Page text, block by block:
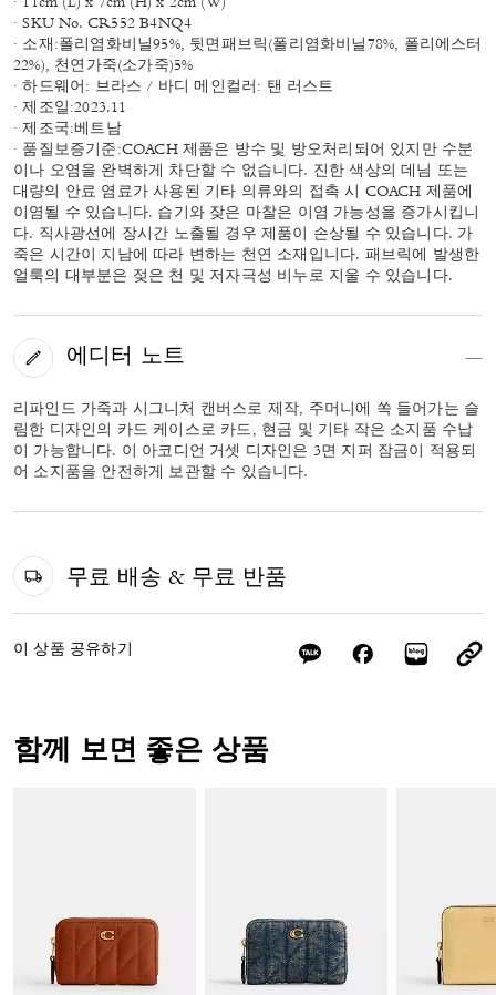
· 11cm (L) x 7cm (H) x 2cm (W)
· SKU No. CR552 B4NQ4
· 소재:폴리염화비닐95%, 뒷면패브릭(폴리염화비닐78%, 폴리에스터
22%), 천연가죽(소가죽)5%
· 하드웨어: 브라스 / 바디 메인컬러: 탠 러스트
· 제조일:2023.11
· 제조국:베트남
· 품질보증기준:COACH 제품은 방수 및 방오처리되어 있지만 수분
이나 오염을 완벽하게 차단할 수 없습니다. 진한 색상의 데님 또는
대량의 안료 염료가 사용된 기타 의류와의 접촉 시 COACH 제품에
이염될 수 있습니다. 습기와 잦은 마찰은 이염 가능성을 증가시킵니
다. 직사광선에 장시간 노출될 경우 제품이 손상될 수 있습니다. 가
죽은 시간이 지남에 따라 변하는 천연 소재입니다. 패브릭에 발생한
얼룩의 대부분은 젖은 천 및 저자극성 비누로 지울 수 있습니다.
에디터 노트
리파인드 가죽과 시그니처 캔버스로 제작, 주머니에 쏙 들어가는 슬
림한 디자인의 카드 케이스로 카드, 현금 및 기타 작은 소지품 수납
이 가능합니다. 이 아코디언 거셋 디자인은 3면 지퍼 잠금이 적용되
어 소지품을 안전하게 보관할 수 있습니다.
무료 배송 & 무료 반품
이 상품 공유하기
함께 보면 좋은 상품